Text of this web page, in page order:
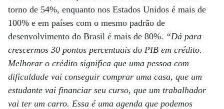
torno de 54%, enquanto nos Estados Unidos é mais de
100% e em países com o mesmo padrão de
desenvolvimento do Brasil é mais de 80%. “Dá para
crescermos 30 pontos percentuais do PIB em crédito.
Melhorar o crédito significa que uma pessoa com
dificuldade vai conseguir comprar uma casa, que um
estudante vai financiar seu curso, que um trabalhador
vai ter um carro. Essa é uma agenda que podemos